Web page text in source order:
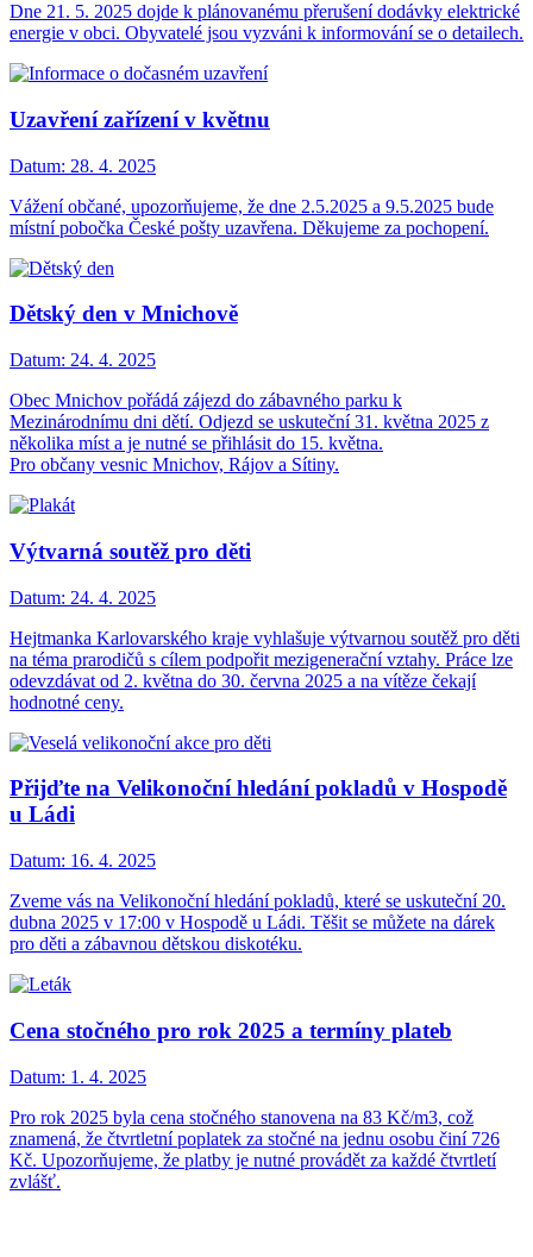
Dne 21. 5. 2025 dojde k plánovanému přerušení dodávky elektrické
energie v obci. Obyvatelé jsou vyzváni k informování se o detailech.
Uzavření zařízení v květnu
Datum: 28. 4. 2025
Vážení občané, upozorňujeme, že dne 2.5.2025 a 9.5.2025 bude
místní pobočka České pošty uzavřena. Děkujeme za pochopení.
Dětský den v Mnichově
Datum: 24. 4. 2025
Obec Mnichov pořádá zájezd do zábavného parku k
Mezinárodnímu dni dětí. Odjezd se uskuteční 31. května 2025 z
několika míst a je nutné se přihlásit do 15. května.
Pro občany vesnic Mnichov, Rájov a Sítiny.
Výtvarná soutěž pro děti
Datum: 24. 4. 2025
Hejtmanka Karlovarského kraje vyhlašuje výtvarnou soutěž pro děti
na téma prarodičů s cílem podpořit mezigenerační vztahy. Práce lze
odevzdávat od 2. května do 30. června 2025 a na vítěze čekají
hodnotné ceny.
Přijďte na Velikonoční hledání pokladů v Hospodě
u Ládi
Datum: 16. 4. 2025
Zveme vás na Velikonoční hledání pokladů, které se uskuteční 20.
dubna 2025 v 17:00 v Hospodě u Ládi. Těšit se můžete na dárek
pro děti a zábavnou dětskou diskotéku.
Cena stočného pro rok 2025 a termíny plateb
Datum: 1. 4. 2025
Pro rok 2025 byla cena stočného stanovena na 83 Kč/m3, což
znamená, že čtvrtletní poplatek za stočné na jednu osobu činí 726
Kč. Upozorňujeme, že platby je nutné provádět za každé čtvrtletí
zvlášť.